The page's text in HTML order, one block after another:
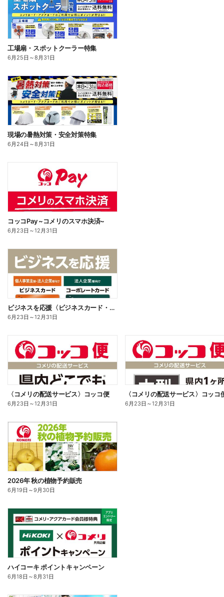
工場扇・スポットクーラー特集
6月25日 ～8月31日
現場の暑熱対策・安全対策特集
6月24日 ～8月31日
コッコPay ~コメリのスマホ決済~
6月23日 ～12月31日
ビジネスを応援〈ビジネスカード・コーポレートカード〉
6月23日 ～12月31日
〈コメリの配送サービス〉コッコ便
6月23日 ～12月31日
〈コメリの配送サービス〉コッコ
6月23日 ～12月31日
2026年 秋の植物予約販売
6月19日 ～9月30日
ハイコーキ ポイントキャンペーン
6月18日 ～8月31日